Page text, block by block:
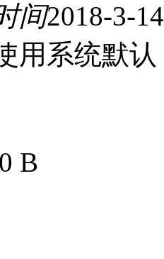
间2018-3-
用系统默认
B